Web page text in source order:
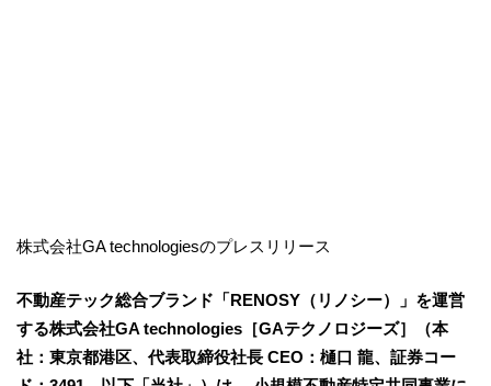
株式会社GA technologiesのプレスリリース
不動産テック総合ブランド「RENOSY（リノシー）」を運営
する株式会社GA technologies［GAテクノロジーズ］（本
社：東京都港区、代表取締役社長 CEO：樋口 龍、証券コー